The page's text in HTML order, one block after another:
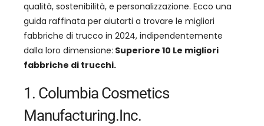
qualità, sostenibilità, e personalizzazione. Ecco una
guida raffinata per aiutarti a trovare le migliori
fabbriche di trucco in 2024, indipendentemente
dalla loro dimensione: Superiore 10 Le migliori
fabbriche di trucchi.
1. Columbia Cosmetics
Manufacturing.Inc.